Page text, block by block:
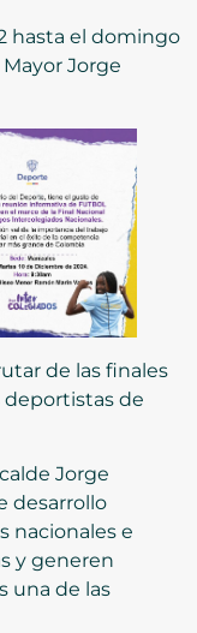
hasta el domingo
Jorge
de las finales
deportistas de
Jorge
desarrollo
nacionales e
y generen
una de las